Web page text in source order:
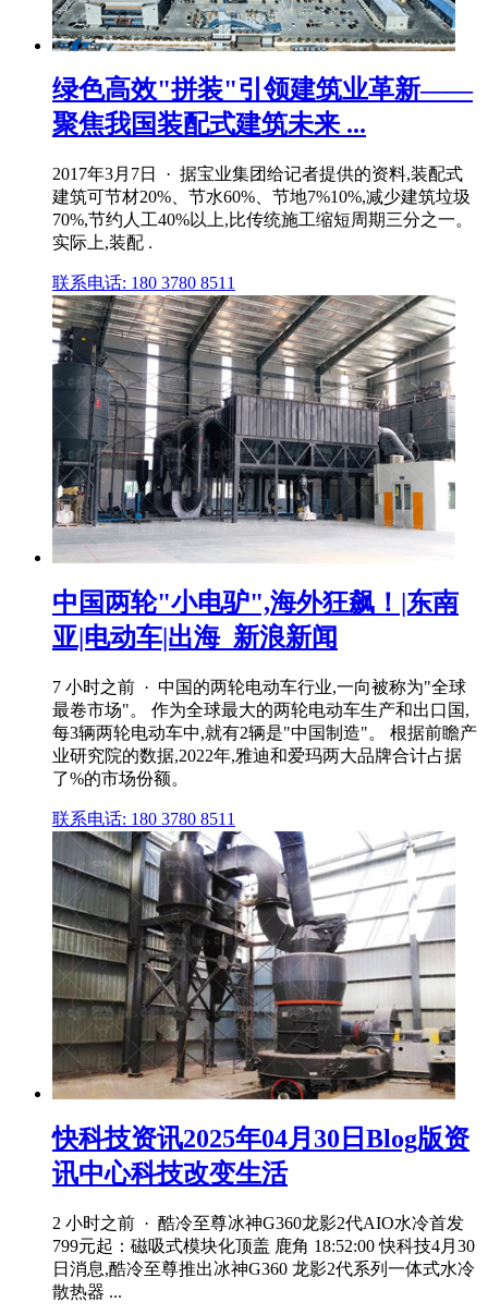
绿色高效"拼装"引领建筑业革新——
聚焦我国装配式建筑未来 ...
2017年3月7日 · 据宝业集团给记者提供的资料,装配式
建筑可节材20%、节水60%、节地7%10%,减少建筑垃圾
70%,节约人工40%以上,比传统施工缩短周期三分之一。
实际上,装配 .
联系电话: 180 3780 8511
中国两轮"小电驴",海外狂飙！|东南
亚|电动车|出海_新浪新闻
7 小时之前 · 中国的两轮电动车行业,一向被称为"全球
最卷市场"。 作为全球最大的两轮电动车生产和出口国,
每3辆两轮电动车中,就有2辆是"中国制造"。 根据前瞻产
业研究院的数据,2022年,雅迪和爱玛两大品牌合计占据
了%的市场份额。
联系电话: 180 3780 8511
快科技资讯2025年04月30日Blog版资
讯中心科技改变生活
2 小时之前 · 酷冷至尊冰神G360龙影2代AIO水冷首发
799元起：磁吸式模块化顶盖 鹿角 18:52:00 快科技4月30
日消息,酷冷至尊推出冰神G360 龙影2代系列一体式水冷
散热器 ...